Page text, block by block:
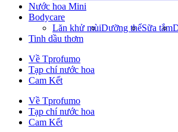
Nước hoa Mini
Bodycare
Lăn khử mùiDưỡng thểSữa tắm
Tinh dầu thơm
Về Tprofumo
Tạp chí nước hoa
Cam Kết
Về Tprofumo
Tạp chí nước hoa
Cam Kết